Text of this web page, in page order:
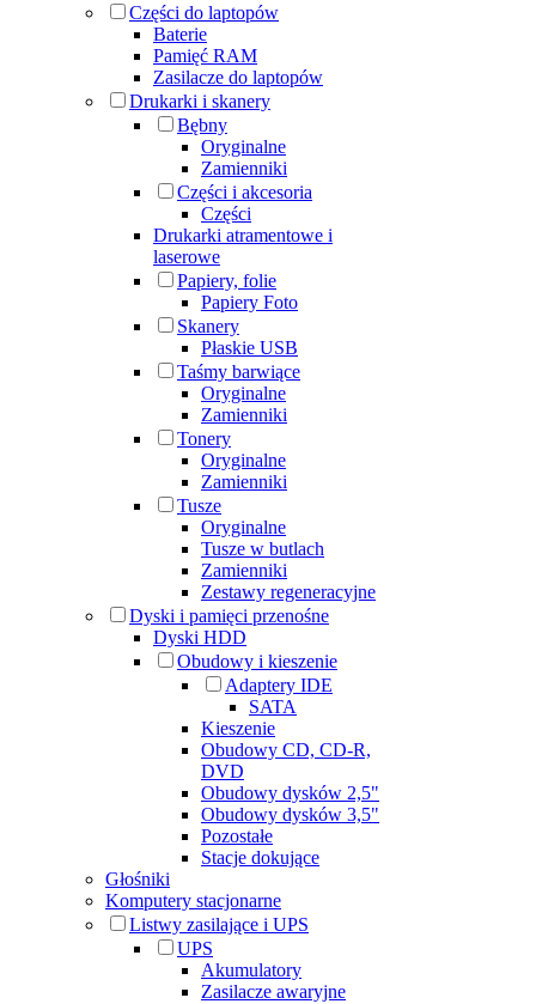
Części do laptopów
Baterie
Pamięć RAM
Zasilacze do laptopów
Drukarki i skanery
Bębny
Oryginalne
Zamienniki
Części i akcesoria
Części
Drukarki atramentowe i
laserowe
Papiery, folie
Papiery Foto
Skanery
Płaskie USB
Taśmy barwiące
Oryginalne
Zamienniki
Tonery
Oryginalne
Zamienniki
Tusze
Oryginalne
Tusze w butlach
Zamienniki
Zestawy regeneracyjne
Dyski i pamięci przenośne
Dyski HDD
Obudowy i kieszenie
Adaptery IDE
SATA
Kieszenie
Obudowy CD, CD-R,
DVD
Obudowy dysków 2,5"
Obudowy dysków 3,5"
Pozostałe
Stacje dokujące
Głośniki
Komputery stacjonarne
Listwy zasilające i UPS
UPS
Akumulatory
Zasilacze awaryjne